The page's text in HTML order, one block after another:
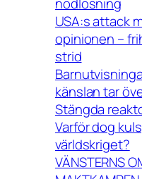
USA:s attack
opinionen –
strid
känslan tar
Stängda
Varför dog
världskriget?
VÄNSTERNS